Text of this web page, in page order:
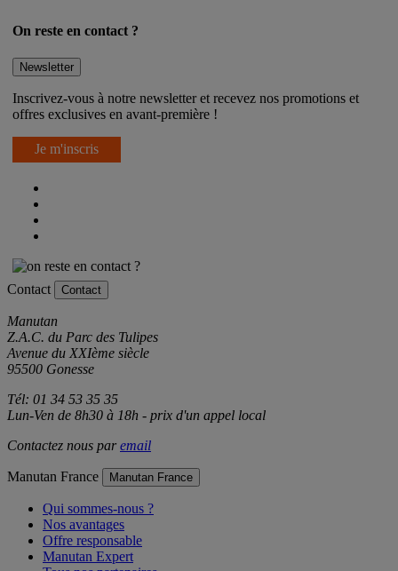
On reste en contact ?
Newsletter
Inscrivez-vous à notre newsletter et recevez nos promotions et
offres exclusives en avant-première !
Je m'inscris
Contact Contact
Manutan
Z.A.C. du Parc des Tulipes
Avenue du XXIème siècle
95500 Gonesse
Tél: 01 34 53 35 35
Lun-Ven de 8h30 à 18h - prix d'un appel local
Contactez nous paremail
Manutan France Manutan France
Qui sommes-nous ?
Nos avantages
Offre responsable
Manutan Expert